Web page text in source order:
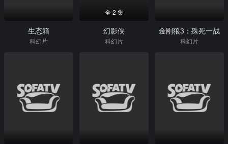
生态箱
科幻片
全 2 集
幻影侠
科幻片
金刚狼3：殊死一战
科幻片